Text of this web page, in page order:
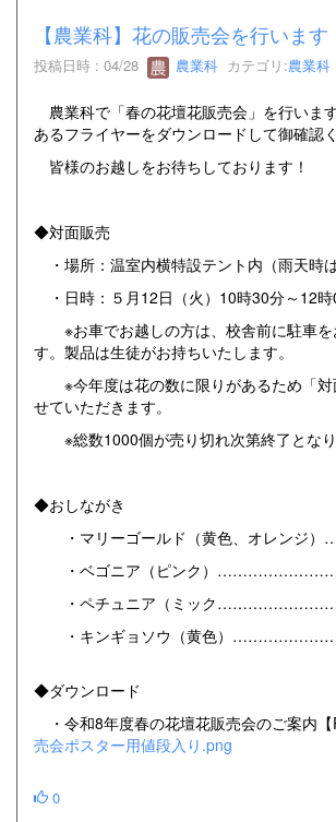
【農業科】花の販売会を行います
投稿日時 : 04/28 農業科 カテゴリ:農業科
農業科で「春の花壇花販売会」を行いま
あるフライヤーをダウンロードして御確認く
皆様のお越しをお待ちしております！
◆対面販売
・場所：温室内横特設テント内（雨天時は
・日時：５月12日（火）10時30分～12
※お車でお越しの方は、校舎前に駐車を
す。製品は生徒がお持ちいたします。
※今年度は花の数に限りがあるため「対
せていただきます。
※総数1000個が売り切れ次第終了となり
◆おしながき
・マリーゴールド（黄色、オレンジ
・ベゴニア（ピンク）
・ペチュニア（ミック
・キンギョソウ（黄色）
◆ダウンロード
・令和8年度春の花壇花販売会のご案内【
売会ポスター用値段入り.png
0